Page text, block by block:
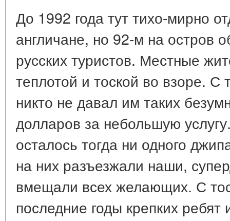
До 1992 года тут тихо-мирно
англичане, но 92-м на остров
русских туристов. Местные
теплотой и тоской во взоре. С
никто не давал им таких
долларов за небольшую
осталось тогда ни одного
на них разъезжали наши,
вмещали всех желающих. С
последние годы крепких